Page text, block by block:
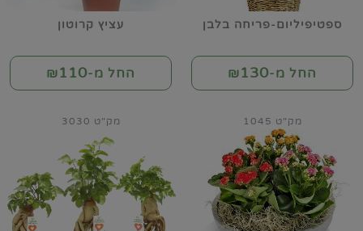
ספטיפיליום-פריחה בלבן
החל מ-₪130
עציץ קרוטון
החל מ-₪110
מק"ט 1045 מק"ט 3030